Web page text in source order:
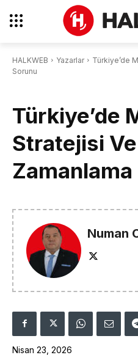
HALKWEB Yazarlar
Türkiye’de
Sorunu
Türkiye’de
Stratejisi Ve
Numan
Nisan 23, 2026